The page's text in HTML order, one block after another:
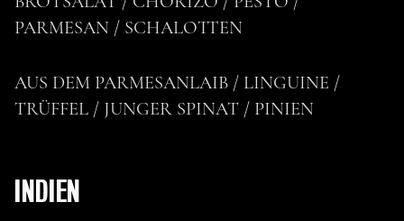
PARMESAN / SCHALOTTEN
AUS DEM PARMESANLAIB / LINGUINE /
TRÜFFEL / JUNGER SPINAT / PINIEN
INDIEN